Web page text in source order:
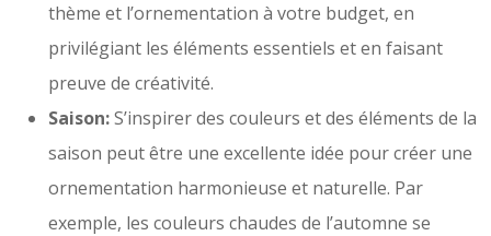
thème et l’ornementation à votre budget, en
privilégiant les éléments essentiels et en faisant
preuve de créativité.
Saison:S’inspirer des couleurs et des éléments de la
saison peut être une excellente idée pour créer une
ornementation harmonieuse et naturelle. Par
exemple, les couleurs chaudes de l’automne se